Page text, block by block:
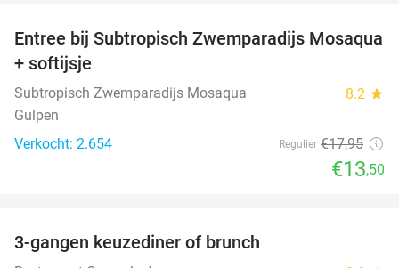
25%
Entree bij Subtropisch Zwemparadijs Mosaqua
+ softijsje
Subtropisch Zwemparadijs Mosaqua 8.2 star
Gulpen
Verkocht: 2.654
Regulier €17,95
€13,50
3-gangen keuzediner of brunch